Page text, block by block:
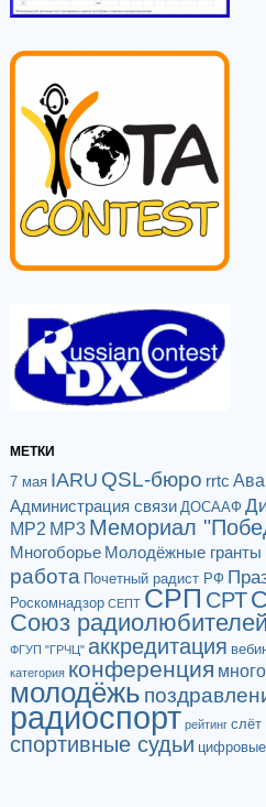
МЕТКИ
7 мая IARU QSL-бюро rrtc
Администрация связи ДОСААФ
МР2 МР3 Мемориал
Многоборье Молодёжные гранты
работа Почетный радист РФ
Роскомнадзор СЕПТ СРП СРТ
Союз
ФГУП "ГРЧЦ" аккредитация
категория конференция
молодёжь
радиоспорт рейтинг слёт
спортивные судьи